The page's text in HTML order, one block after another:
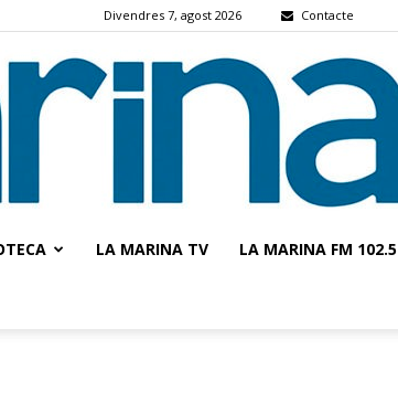
Divendres 7, agost 2026 Contacte
LA MARINA TV LA MARINA FM 102.5